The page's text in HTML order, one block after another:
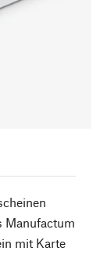
Manufactum
mit Karte